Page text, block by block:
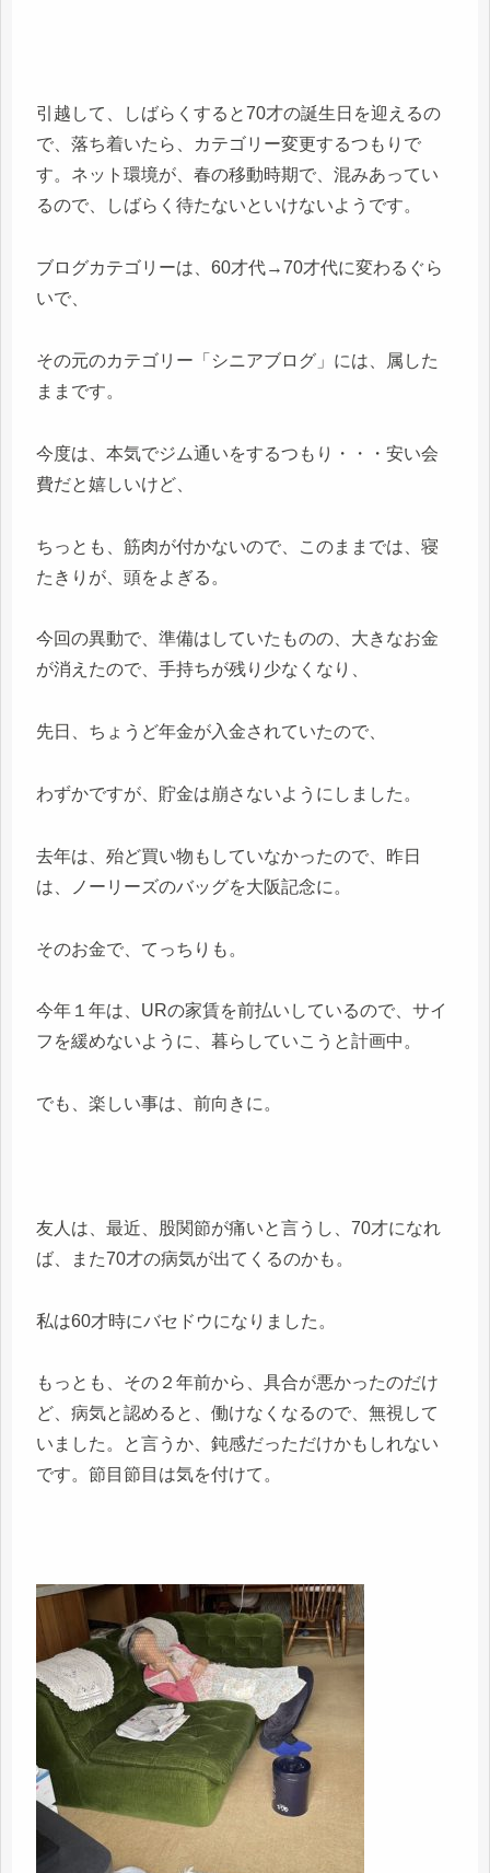
引越して、しばらくすると70才の誕生日を迎えるの
で、落ち着いたら、カテゴリー変更するつもりで
す。ネット環境が、春の移動時期で、混みあってい
るので、しばらく待たないといけないようです。
ブログカテゴリーは、60才代→70才代に変わるぐら
いで、
その元のカテゴリー「シニアブログ」には、属した
ままです。
今度は、本気でジム通いをするつもり・・・安い会
費だと嬉しいけど、
ちっとも、筋肉が付かないので、このままでは、寝
たきりが、頭をよぎる。
今回の異動で、準備はしていたものの、大きなお金
が消えたので、手持ちが残り少なくなり、
先日、ちょうど年金が入金されていたので、
わずかですが、貯金は崩さないようにしました。
去年は、殆ど買い物もしていなかったので、昨日
は、ノーリーズのバッグを大阪記念に。
そのお金で、てっちりも。
今年１年は、URの家賃を前払いしているので、サイ
フを緩めないように、暮らしていこうと計画中。
でも、楽しい事は、前向きに。
友人は、最近、股関節が痛いと言うし、70才になれ
ば、また70才の病気が出てくるのかも。
私は60才時にバセドウになりました。
もっとも、その２年前から、具合が悪かったのだけ
ど、病気と認めると、働けなくなるので、無視して
いました。と言うか、鈍感だっただけかもしれない
です。節目節目は気を付けて。